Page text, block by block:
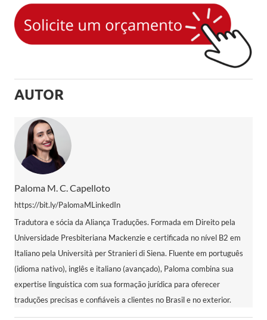
AUTOR
Paloma M. C. Capelloto
https://bit.ly/PalomaMLinkedIn
Tradutora e sócia da Aliança Traduções. Formada em Direito pela
Universidade Presbiteriana Mackenzie e certificada no nível B2 em
Italiano pela Università per Stranieri di Siena. Fluente em português
(idioma nativo), inglês e italiano (avançado), Paloma combina sua
expertise linguística com sua formação jurídica para oferecer
traduções precisas e confiáveis a clientes no Brasil e no exterior.